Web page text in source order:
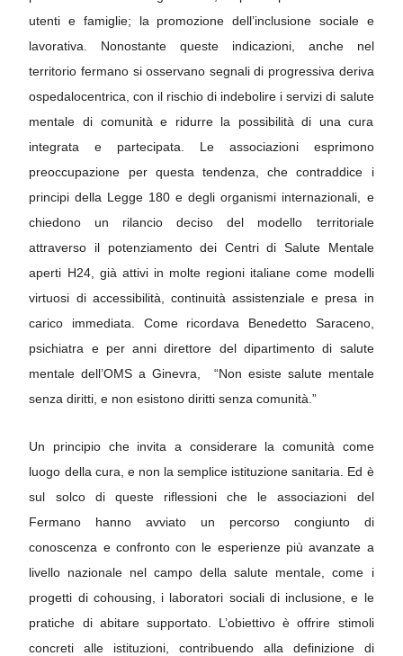
utenti e famiglie; la promozione dell’inclusione sociale e
lavorativa. Nonostante queste indicazioni, anche nel
territorio fermano si osservano segnali di progressiva deriva
ospedalocentrica, con il rischio di indebolire i servizi di salute
mentale di comunità e ridurre la possibilità di una cura
integrata e partecipata. Le associazioni esprimono
preoccupazione per questa tendenza, che contraddice i
principi della Legge 180 e degli organismi internazionali, e
chiedono un rilancio deciso del modello territoriale
attraverso il potenziamento dei Centri di Salute Mentale
aperti H24, già attivi in molte regioni italiane come modelli
virtuosi di accessibilità, continuità assistenziale e presa in
carico immediata. Come ricordava Benedetto Saraceno,
psichiatra e per anni direttore del dipartimento di salute
mentale dell’OMS a Ginevra, “Non esiste salute mentale
senza diritti, e non esistono diritti senza comunità.”
Un principio che invita a considerare la comunità come
luogo della cura, e non la semplice istituzione sanitaria. Ed è
sul solco di queste riflessioni che le associazioni del
Fermano hanno avviato un percorso congiunto di
conoscenza e confronto con le esperienze più avanzate a
livello nazionale nel campo della salute mentale, come i
progetti di cohousing, i laboratori sociali di inclusione, e le
pratiche di abitare supportato. L’obiettivo è offrire stimoli
concreti alle istituzioni, contribuendo alla definizione di